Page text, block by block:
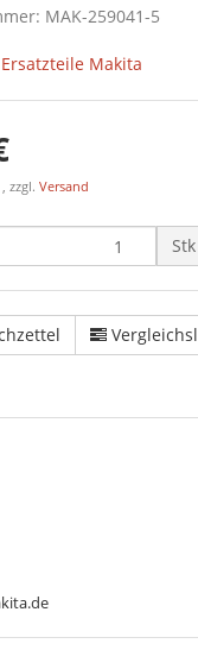
MAK-259041-5
Ersatzteile Makita
zzgl. Versand
Stk